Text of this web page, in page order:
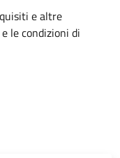
e altre
le condizioni di